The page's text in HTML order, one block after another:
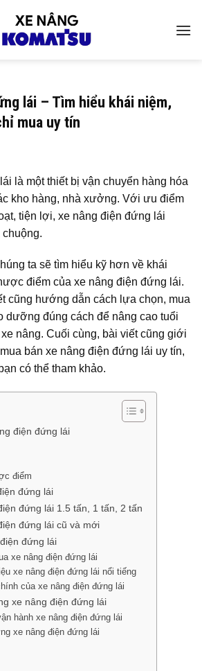
lái – Tìm hiểu khái niệm,
mua uy tín
là một thiết bị vận chuyển hàng hóa
kho hàng, nhà xưởng. Với ưu điểm
tiện lợi, xe nâng điện đứng lái
ta sẽ tìm hiểu kỹ hơn về khái
điểm của xe nâng điện đứng lái.
cũng hướng dẫn cách lựa chọn, mua
dưỡng đúng cách để nâng cao tuổi
nâng. Cuối cùng, bài viết cũng giới
bán xe nâng điện đứng lái uy tín,
có thể tham khảo.
điện đứng lái
điểm
đứng lái
đứng lái 1.5 tấn, 1 tấn, 2 tấn
đứng lái cũ và mới
đứng lái
xe nâng điện đứng lái
xe nâng điện đứng lái nổi tiếng
của xe nâng điện đứng lái
xe nâng điện đứng lái
hành xe nâng điện đứng lái
xe nâng điện đứng lái